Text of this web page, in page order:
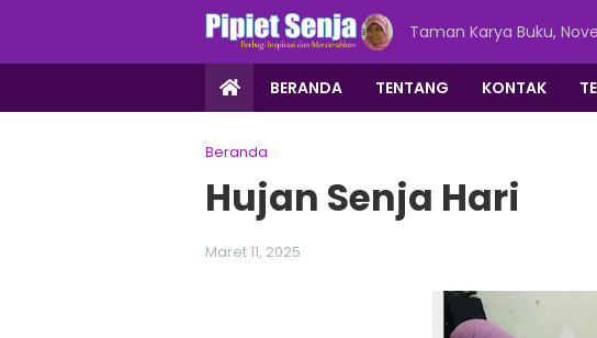
Taman Karya Buku,
BERANDA TENTANG KONTAK
Beranda
Hujan Senja Hari
Maret 11, 2025